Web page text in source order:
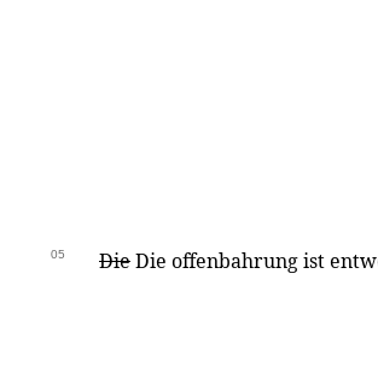
05 DieDie offenbahrung ist